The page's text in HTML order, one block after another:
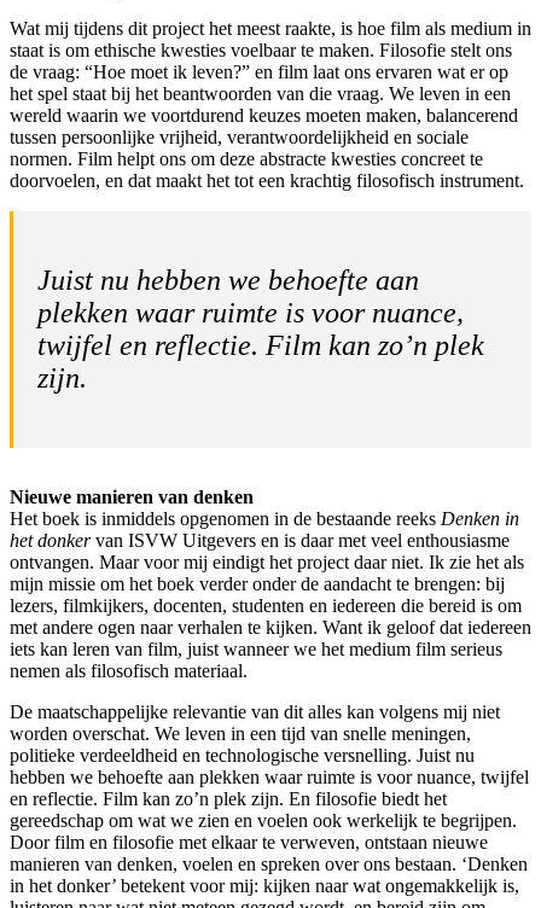
Wat mij tijdens dit project het meest raakte, is hoe film als medium in
staat is om ethische kwesties voelbaar te maken. Filosofie stelt ons
de vraag: “Hoe moet ik leven?” en film laat ons ervaren wat er op
het spel staat bij het beantwoorden van die vraag. We leven in een
wereld waarin we voortdurend keuzes moeten maken, balancerend
tussen persoonlijke vrijheid, verantwoordelijkheid en sociale
normen. Film helpt ons om deze abstracte kwesties concreet te
doorvoelen, en dat maakt het tot een krachtig filosofisch instrument.
Juist nu hebben we behoefte aan
plekken waar ruimte is voor nuance,
twijfel en reflectie. Film kan zo’n plek
zijn.
Nieuwe manieren van denken
Het boek is inmiddels opgenomen in de bestaande reeks Denken in
het donkervan ISVW Uitgevers en is daar met veel enthousiasme
ontvangen. Maar voor mij eindigt het project daar niet. Ik zie het als
mijn missie om het boek verder onder de aandacht te brengen: bij
lezers, filmkijkers, docenten, studenten en iedereen die bereid is om
met andere ogen naar verhalen te kijken. Want ik geloof dat iedereen
iets kan leren van film, juist wanneer we het medium film serieus
nemen als filosofisch materiaal.
De maatschappelijke relevantie van dit alles kan volgens mij niet
worden overschat. We leven in een tijd van snelle meningen,
politieke verdeeldheid en technologische versnelling. Juist nu
hebben we behoefte aan plekken waar ruimte is voor nuance, twijfel
en reflectie. Film kan zo’n plek zijn. En filosofie biedt het
gereedschap om wat we zien en voelen ook werkelijk te begrijpen.
Door film en filosofie met elkaar te verweven, ontstaan nieuwe
manieren van denken, voelen en spreken over ons bestaan. ‘Denken
in het donker’ betekent voor mij: kijken naar wat ongemakkelijk is,